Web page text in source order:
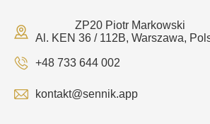
ZP20 Piotr Markowski
Al. KEN 36 / 112B, Warszawa,
+48 733 644 002
kontakt@sennik.app